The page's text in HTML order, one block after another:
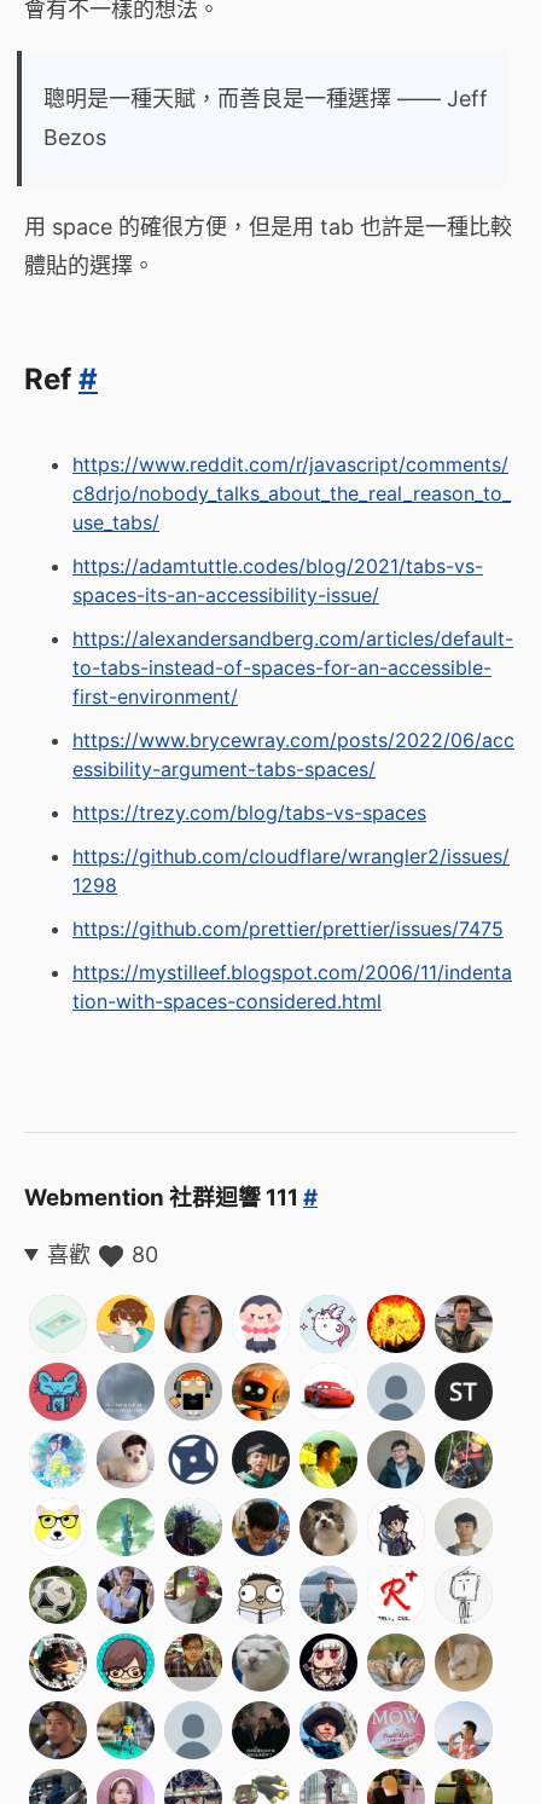
會有不一樣的想法。
聰明是一種天賦，而善良是一種選擇 —— Jeff
Bezos
用 space 的確很方便，但是用 tab 也許是一種比較
體貼的選擇。
Ref #
https://www.reddit.com/r/javascript/comments/
c8drjo/nobody_talks_about_the_real_reason_to_
use_tabs/
https://adamtuttle.codes/blog/2021/tabs-vs-
spaces-its-an-accessibility-issue/
https://alexandersandberg.com/articles/default-
to-tabs-instead-of-spaces-for-an-accessible-
first-environment/
https://www.brycewray.com/posts/2022/06/acc
essibility-argument-tabs-spaces/
https://trezy.com/blog/tabs-vs-spaces
https://github.com/cloudflare/wrangler2/issues/
1298
https://github.com/prettier/prettier/issues/7475
https://mystilleef.blogspot.com/2006/11/indenta
tion-with-spaces-considered.html
Webmention 社群迴響 111 #
喜歡 80